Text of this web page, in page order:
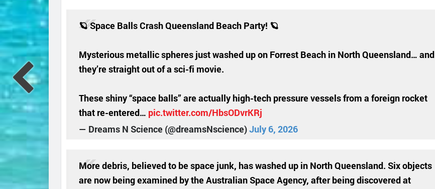
🪐 Space Balls Crash Queensland Beach Party! 🪐
Mysterious metallic spheres just washed up on Forrest Beach in North Queensland… and
they’re straight out of a sci-fi movie.
These shiny “space balls” are actually high-tech pressure vessels from a foreign rocket
that re-entered… pic.twitter.com/HbsODvrKRj
— Dreams N Science (@dreamsNscience)July 6, 2026
More debris, believed to be space junk, has washed up in North Queensland. Six objects
are now being examined by the Australian Space Agency, after being discovered at